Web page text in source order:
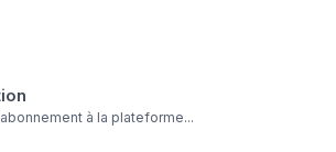
à la plateforme...